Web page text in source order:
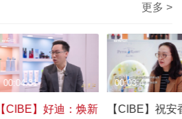
更多 >
【CIBE】好迪：焕新
00:04:31
【CIBE】祝安
00:03:41